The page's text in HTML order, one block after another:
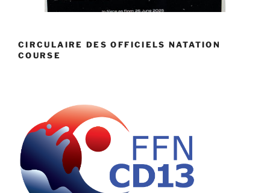
CIRCULAIRE DES OFFICIELS NATATION
COURSE